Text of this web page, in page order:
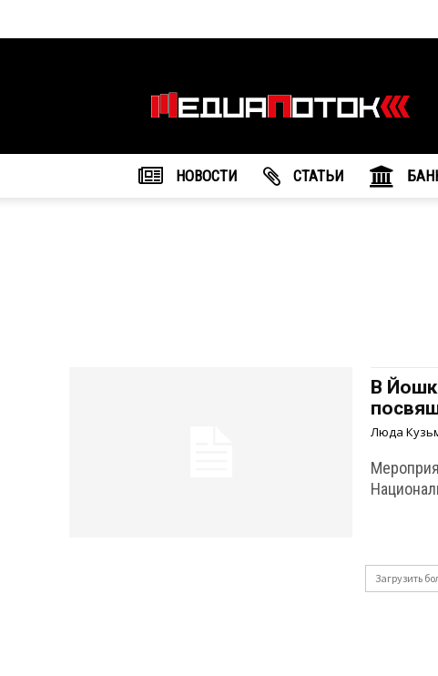
агентство
"МедиаПоток"
НОВОСТИ CТАТЬИ
В
Люда
Загрузить